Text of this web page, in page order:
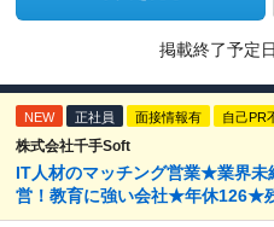
掲載終了予定
NEW 正社員 面接情報有 自己PR
株式会社千手Soft
IT人材のマッチング営業★業界
営！教育に強い会社★年休126★